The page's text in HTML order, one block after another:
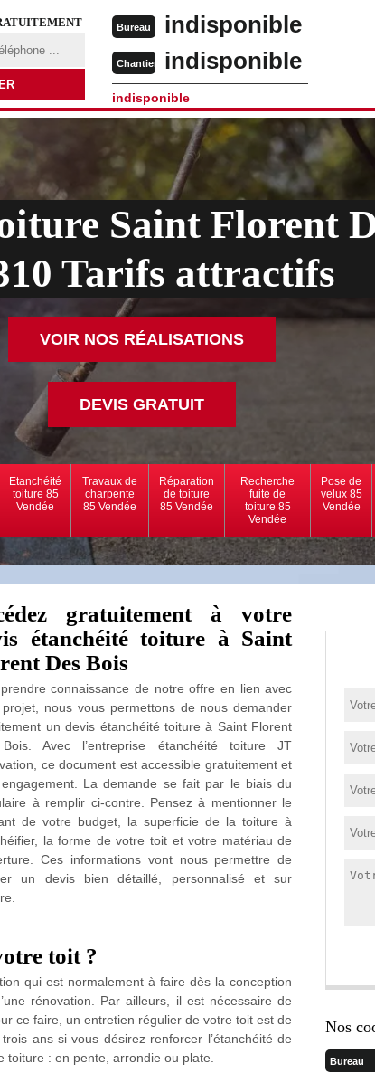
Bureau indisponible
Chantier indisponible
indisponible
Saint Florent
Tarifs attractifs
VOIR NOS RÉALISATIONS
DEVIS GRATUIT
Etanchéité
toiture 85
Vendée
Travaux de
charpente
85 Vendée
Réparation
de toiture
85 Vendée
Recherche
fuite de
toiture 85
Vendée
Pose de
velux 85
Vendée
gratuitement à votre
étanchéité toiture à Saint
Des Bois
connaissance de notre offre en lien avec
nous vous permettons de nous demander
un devis étanchéité toiture à Saint Florent
Avec l’entreprise étanchéité toiture JT
ce document est accessible gratuitement et
La demande se fait par le biais du
à remplir ci-contre. Pensez à mentionner le
de votre budget, la superficie de la toiture à
la forme de votre toit et votre matériau de
Ces informations vont nous permettre de
un devis bien détaillé, personnalisé et sur
toit ?
qui est normalement à faire dès la conception
rénovation. Par ailleurs, il est nécessaire de
ce faire, un entretien régulier de votre toit est de
ans si vous désirez renforcer l’étanchéité de
: en pente, arrondie ou plate.
Nos
Bureau